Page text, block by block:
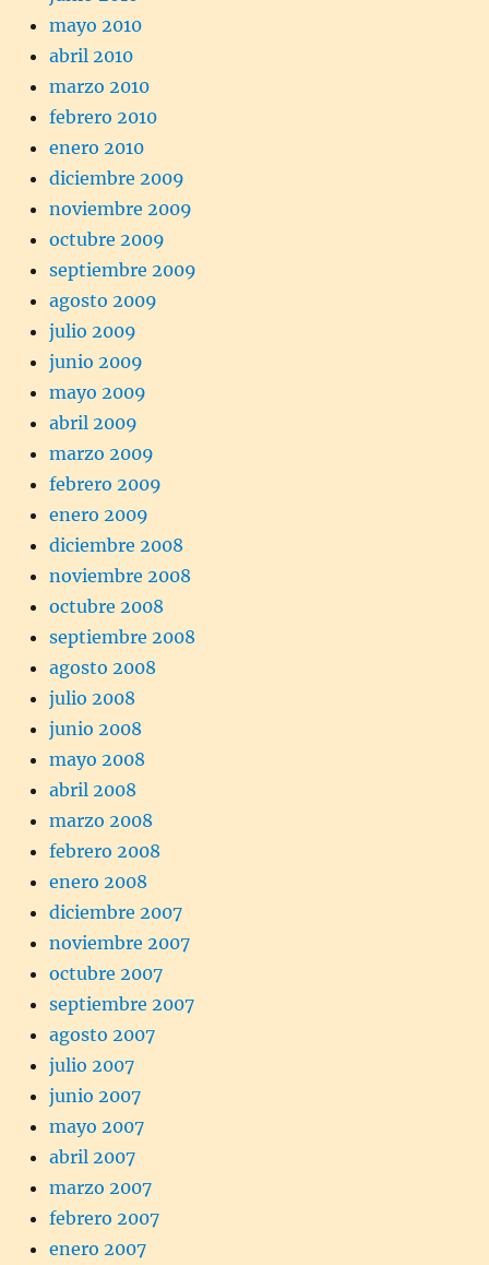
mayo 2010
abril 2010
marzo 2010
febrero 2010
enero 2010
diciembre 2009
noviembre 2009
octubre 2009
septiembre 2009
agosto 2009
julio 2009
junio 2009
mayo 2009
abril 2009
marzo 2009
febrero 2009
enero 2009
diciembre 2008
noviembre 2008
octubre 2008
septiembre 2008
agosto 2008
julio 2008
junio 2008
mayo 2008
abril 2008
marzo 2008
febrero 2008
enero 2008
diciembre 2007
noviembre 2007
octubre 2007
septiembre 2007
agosto 2007
julio 2007
junio 2007
mayo 2007
abril 2007
marzo 2007
febrero 2007
enero 2007